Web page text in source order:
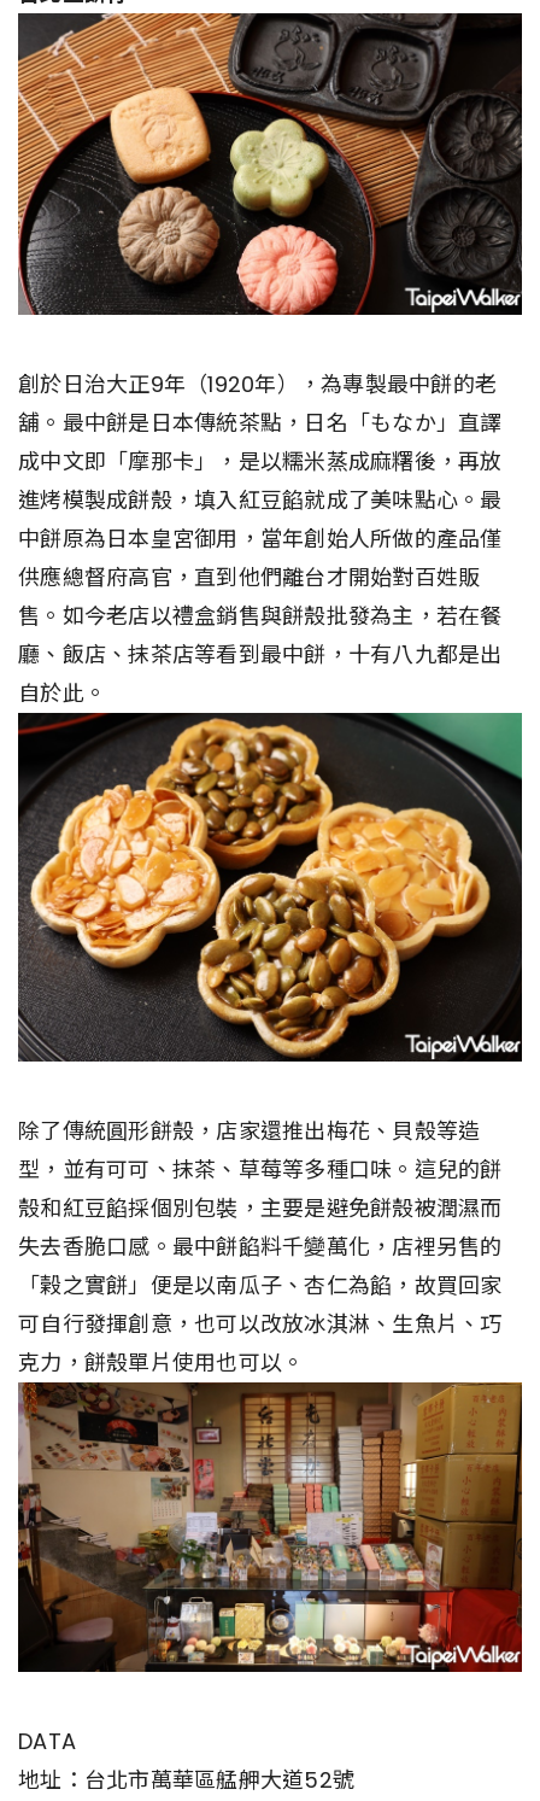
創於日治大正9年（1920年），為專製最中餅的老
舖。最中餅是日本傳統茶點，日名「もなか」直譯
成中文即「摩那卡」，是以糯米蒸成麻糬後，再放
進烤模製成餅殼，填入紅豆餡就成了美味點心。最
中餅原為日本皇宮御用，當年創始人所做的產品僅
供應總督府高官，直到他們離台才開始對百姓販
售。如今老店以禮盒銷售與餅殼批發為主，若在餐
廳、飯店、抹茶店等看到最中餅，十有八九都是出
自於此。
除了傳統圓形餅殼，店家還推出梅花、貝殼等造
型，並有可可、抹茶、草莓等多種口味。這兒的餅
殼和紅豆餡採個別包裝，主要是避免餅殼被潤濕而
失去香脆口感。最中餅餡料千變萬化，店裡另售的
「榖之實餅」便是以南瓜子、杏仁為餡，故買回家
可自行發揮創意，也可以改放冰淇淋、生魚片、巧
克力，餅殼單片使用也可以。
DATA
地址：台北市萬華區艋舺大道52號